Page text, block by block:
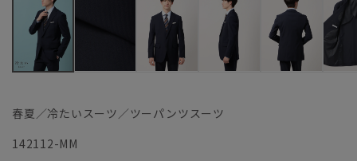
春夏／冷たいスーツ／ツーパンツスーツ
142112-MM